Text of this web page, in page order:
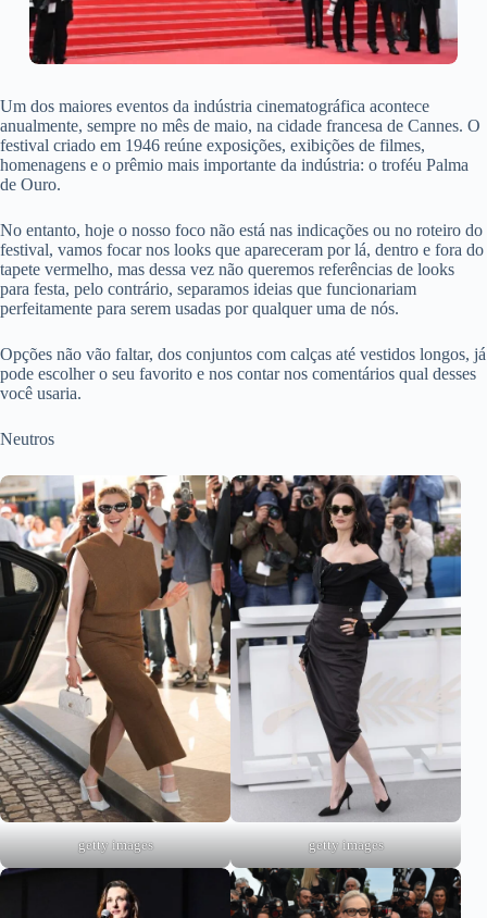
Um dos maiores eventos da indústria cinematográfica acontece
anualmente, sempre no mês de maio, na cidade francesa de Cannes. O
festival criado em 1946 reúne exposições, exibições de filmes,
homenagens e o prêmio mais importante da indústria: o troféu Palma
de Ouro.
No entanto, hoje o nosso foco não está nas indicações ou no roteiro do
festival, vamos focar nos looks que apareceram por lá, dentro e fora do
tapete vermelho, mas dessa vez não queremos referências de looks
para festa, pelo contrário, separamos ideias que funcionariam
perfeitamente para serem usadas por qualquer uma de nós.
Opções não vão faltar, dos conjuntos com calças até vestidos longos, já
pode escolher o seu favorito e nos contar nos comentários qual desses
você usaria.
Neutros
getty images getty images